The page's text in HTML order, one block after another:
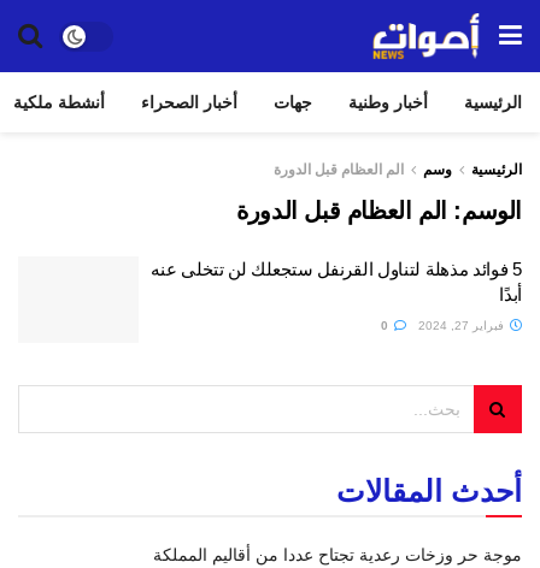
الرئيسية أخبار وطنية جهات أخبار الصحراء أنشطة ملكية
الرئيسية وسم الم العظام قبل الدورة
الوسم: الم العظام قبل الدورة
5 فوائد مذهلة لتناول القرنفل ستجعلك لن تتخلى عنه
أبدًا
فبراير 27, 2024
أحدث المقالات
موجة حر وزخات رعدية تجتاح عددا من أقاليم المملكة